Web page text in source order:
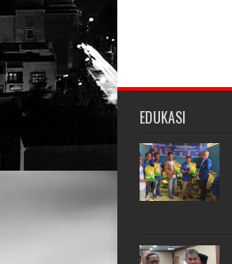
EDUKASI